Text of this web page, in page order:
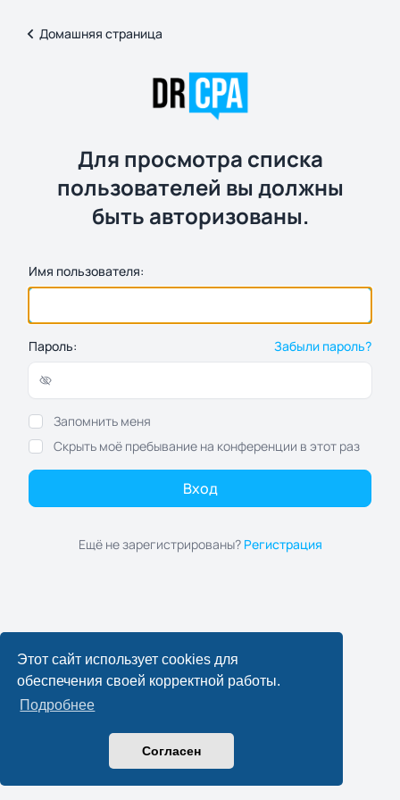
Этот сайт использует cookies для
обеспечения своей корректной работы.
Подробнее
Согласен
Домашняя страница
Для просмотра списка
пользователей вы должны
быть авторизованы.
Имя пользователя:
Пароль: Забыли пароль?
Показать/скрыть пароль
Запомнить меня
Скрыть моё пребывание на конференции в этот раз
Ещё не зарегистрированы? Регистрация